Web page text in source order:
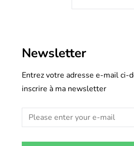
Newsletter
Entrez votre adresse e-mail ci-
inscrire à ma newsletter